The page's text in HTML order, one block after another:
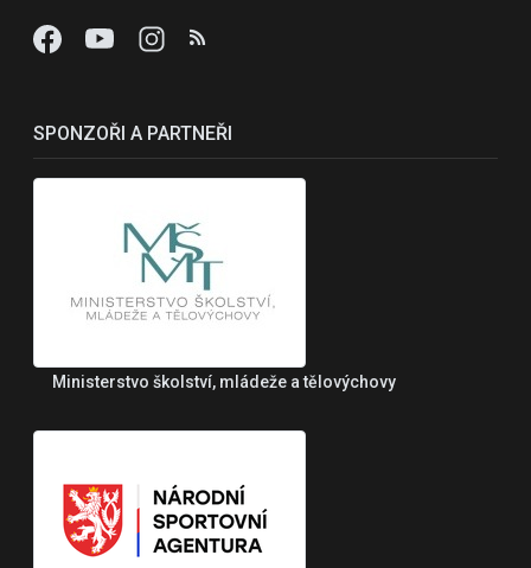
SPONZOŘI A PARTNEŘI
Ministerstvo školství, mládeže a tělovýchovy